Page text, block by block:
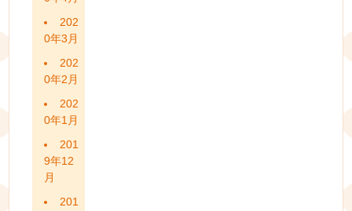
202
0年3月
202
0年2月
202
0年1月
201
9年12
月
201